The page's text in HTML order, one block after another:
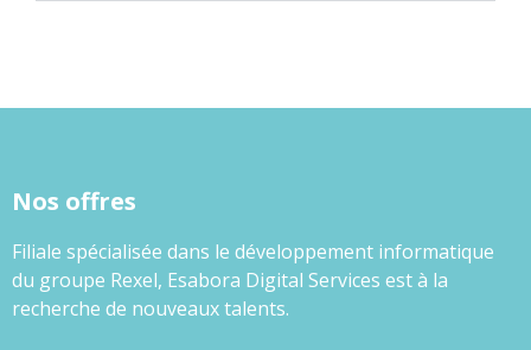
Nos offres
Filiale spécialisée dans le développement informatique
du groupe Rexel, Esabora Digital Services est à la
recherche de nouveaux talents.